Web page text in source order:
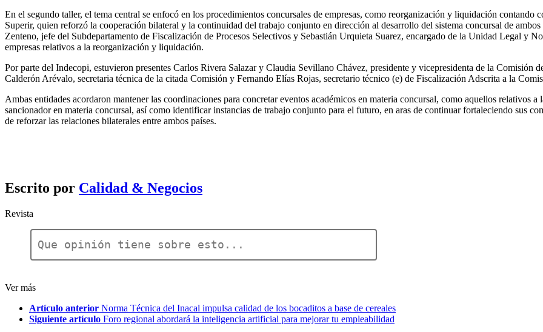
En el segundo taller, el tema central se enfocó en los procedimientos concursales de empresas, como reorganización y liquidación
Superir, quien reforzó la cooperación bilateral y la continuidad del trabajo conjunto en dirección al desarrollo del sistema concursal de
Zenteno, jefe del Subdepartamento de Fiscalización de Procesos Selectivos y Sebastián Urquieta Suarez, encargado de la Unidad Legal y
empresas relativos a la reorganización y liquidación.
Por parte del Indecopi, estuvieron presentes Carlos Rivera Salazar y Claudia Sevillano Chávez, presidente y vicepresidenta de la Comisión
Calderón Arévalo, secretaria técnica de la citada Comisión y Fernando Elías Rojas, secretario técnico (e) de Fiscalización Adscrita a la
Ambas entidades acordaron mantener las coordinaciones para concretar eventos académicos en materia concursal, como aquellos relativos
sancionador en materia concursal, así como identificar instancias de trabajo conjunto para el futuro, en aras de continuar fortaleciendo sus
de reforzar las relaciones bilaterales entre ambos países.
Escrito por Calidad & Negocios
Revista
Comentario
Ver más
Artículo anterior Norma Técnica del Inacal impulsa calidad de los bocaditos a base de cereales
Siguiente artículo Foro regional abordará la inteligencia artificial para mejorar tu empleabilidad